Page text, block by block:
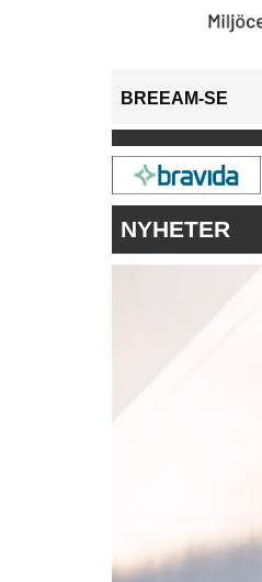
BREEAM-SE
NYHETER